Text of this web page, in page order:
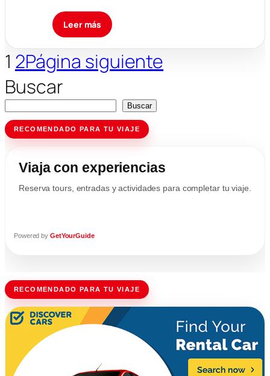
Leer más
1 2Página siguiente
Buscar
Buscar
RECOMENDADO PARA TU VIAJE
Viaja con experiencias
Reserva tours, entradas y actividades para completar tu viaje.
Powered by GetYourGuide
RECOMENDADO PARA TU VIAJE